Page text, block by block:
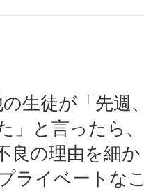
生徒が「先週、
」と言ったら、
良の理由を細か
ライベートなこ